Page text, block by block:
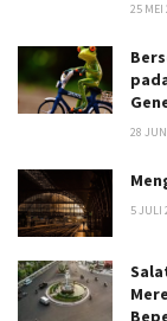
25 MEI
28
5 JULI